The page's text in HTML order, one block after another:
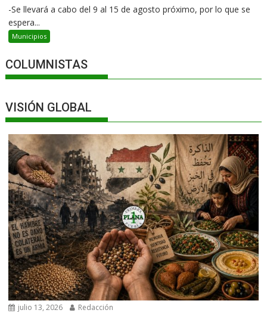
-Se llevará a cabo del 9 al 15 de agosto próximo, por lo que se
espera...
Municipios
COLUMNISTAS
VISIÓN GLOBAL
julio 13, 2026 Redacción